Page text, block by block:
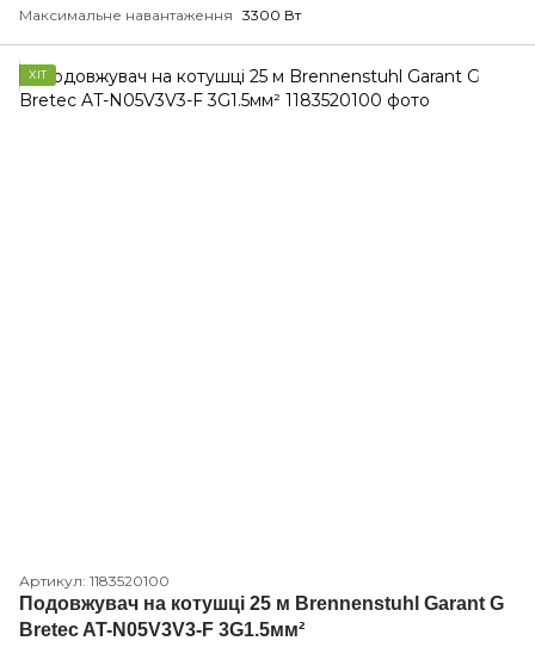
Максимальне навантаження 3300 Вт
ХІТ
Артикул: 1183520100
Подовжувач на котушці 25 м Brennenstuhl Garant G
Bretec AT-N05V3V3-F 3G1.5мм²